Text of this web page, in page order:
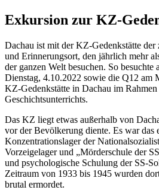
Exkursion zur KZ-
Dachau ist mit der KZ-Gedenkstätte der
und Erinnerungsort, den jährlich mehr
der ganzen Welt besuchen. So besuchte
Dienstag, 4.10.2022 sowie die Q12 am
KZ-Gedenkstätte in Dachau im
Geschichtsunterrichts.
Das KZ liegt etwas außerhalb von
vor der Bevölkerung diente. Es war das
Konzentrationslager der
Vorzeigelager und „Mörderschule der
und psychologische Schulung der SS-
Zeitraum von 1933 bis 1945 wurden
brutal ermordet.